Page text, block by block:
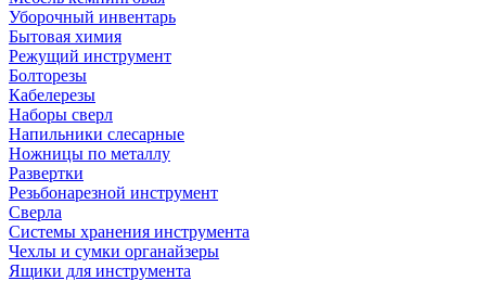
Уборочный инвентарь
Бытовая химия
Режущий инструмент
Болторезы
Кабелерезы
Наборы сверл
Напильники слесарные
Ножницы по металлу
Развертки
Резьбонарезной инструмент
Сверла
Системы хранения инструмента
Чехлы и сумки органайзеры
Ящики для инструмента